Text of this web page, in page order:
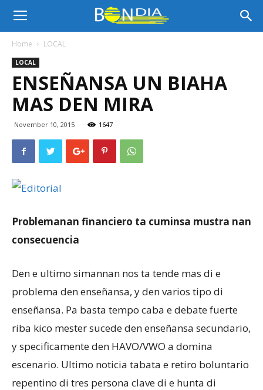
Bon
Dia
Home LOCAL
LOCAL
ENSEÑANSA UN BIAHA
MAS DEN MIRA
November 10, 2015 1647
Problemanan financiero ta cuminsa mustra nan
consecuencia
Den e ultimo simannan nos ta tende mas di e
problema den enseñansa, y den varios tipo di
enseñansa. Pa basta tempo caba e debate fuerte
riba kico mester sucede den enseñansa secundario,
y specificamente den HAVO/VWO a domina
escenario. Ultimo noticia tabata e retiro boluntario
repentino di tres persona clave di e hunta di